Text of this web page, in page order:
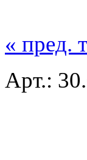
« пред.
Арт.: